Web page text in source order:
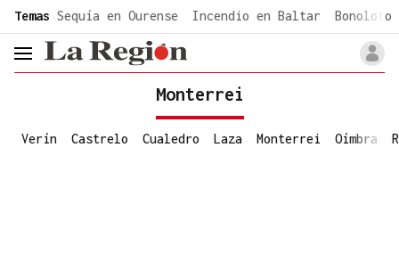
common.go-to-content
Temas Sequía en Ourense Incendio en Baltar Bonoloto
header.menu.open
Monterrei
Verín Castrelo Cualedro Laza Monterrei Oímbra